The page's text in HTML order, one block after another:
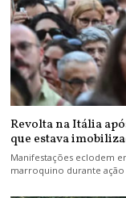
Revolta na Itália
que estava
Manifestações eclodem
marroquino durante ação